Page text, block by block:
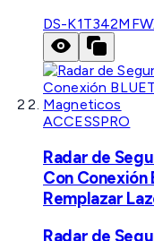
DS-
ACCESSPRO
Radar de
Con Conexión
Remplazar
Radar de